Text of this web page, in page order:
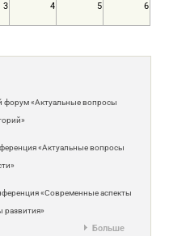
3 4 5 6
форум «Актуальные вопросы
«Актуальные вопросы
«Современные аспекты
развития»
Больше